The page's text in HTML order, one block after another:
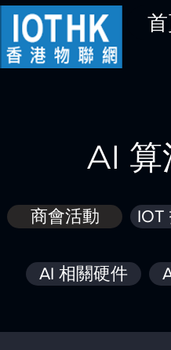
AI 算
商會活動 IOT
AI 相關硬件